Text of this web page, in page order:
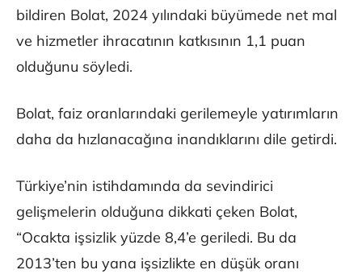
bildiren Bolat, 2024 yılındaki büyümede net mal
ve hizmetler ihracatının katkısının 1,1 puan
olduğunu söyledi.
Bolat, faiz oranlarındaki gerilemeyle yatırımların
daha da hızlanacağına inandıklarını dile getirdi.
Türkiye’nin istihdamında da sevindirici
gelişmelerin olduğuna dikkati çeken Bolat,
“Ocakta işsizlik yüzde 8,4’e geriledi. Bu da
2013’ten bu yana işsizlikte en düşük oranı